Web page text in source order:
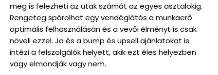
meg is felezheti az utak számát az egyes asztalokig.
Rengeteg spórolhat egy vendéglátós a munkaerő
optimális felhasználásán és a vevői élményt is csak
növeli ezzel. Ja és a bump és upsell ajánlatokat is
intézi a felszolgálók helyett, akik ezt éles helyezben
vagy elmondják vagy nem.